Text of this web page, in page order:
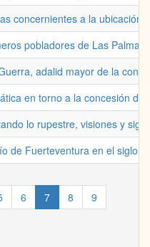
concernientes a la ubicación
pobladores de Las Palmas
adalid mayor de la
en torno a la concesión
lo rupestre, visiones y
de Fuerteventura en el siglo
6 7 8
9